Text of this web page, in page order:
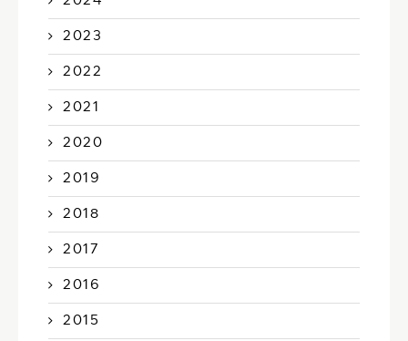
2023
2022
2021
2020
2019
2018
2017
2016
2015